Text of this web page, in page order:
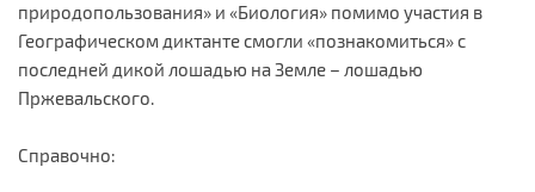
природопользования» и «Биология» помимо участия в
Географическом диктанте смогли «познакомиться» с
последней дикой лошадью на Земле – лошадью
Пржевальского.
Справочно: